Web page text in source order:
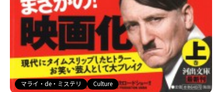
マライ・de・ミステリ Culture